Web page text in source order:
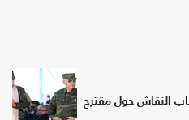
باب النقاش حول مقترح